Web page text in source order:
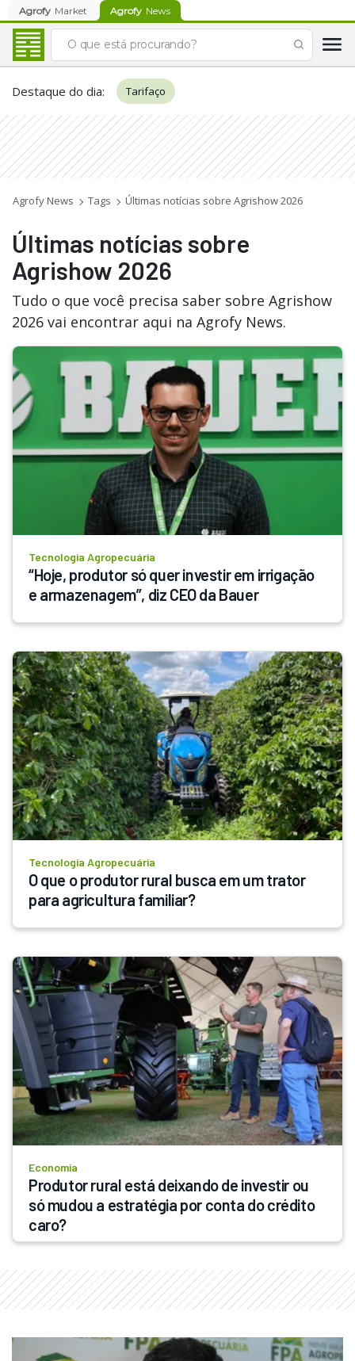
Agrofy Market Agrofy News
Destaque do dia: Tarifaço
Agrofy News Tags Últimas notícias sobre Agrishow 2026
Últimas notícias sobre
Agrishow 2026
Tudo o que você precisa saber sobre Agrishow
2026 vai encontrar aqui na Agrofy News.
Tecnologia Agropecuária
“Hoje, produtor só quer investir em irrigação
e armazenagem”, diz CEO da Bauer
Tecnologia Agropecuária
O que o produtor rural busca em um trator
para agricultura familiar?
Economia
Produtor rural está deixando de investir ou
só mudou a estratégia por conta do crédito
caro?